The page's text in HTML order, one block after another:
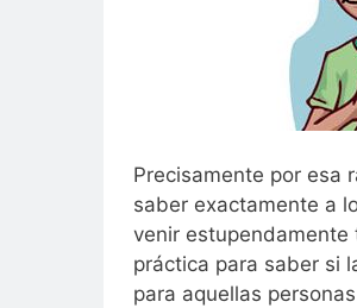
Precisamente por esa
saber exactamente a
venir estupendamente
práctica para saber si
para aquellas